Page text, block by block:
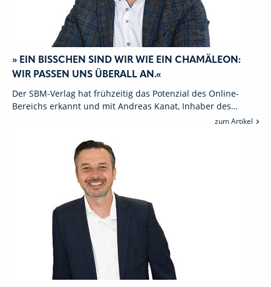
» EIN BISSCHEN SIND WIR WIE EIN CHAMÄLEON:
WIR PASSEN UNS ÜBERALL AN.«
Der SBM-Verlag hat frühzeitig das Potenzial des Online-
Bereichs erkannt und mit Andreas Kanat, Inhaber des…
zum Artikel